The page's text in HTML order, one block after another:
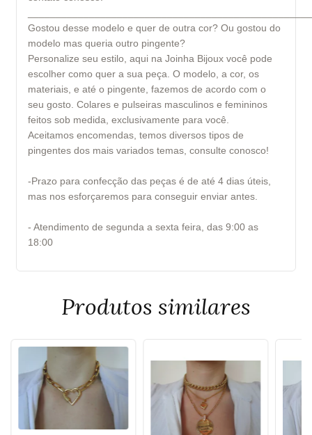
Gostou desse modelo e quer de outra cor? Ou gostou do
modelo mas queria outro pingente?
Personalize seu estilo, aqui na Joinha Bijoux você pode
escolher como quer a sua peça. O modelo, a cor, os
materiais, e até o pingente, fazemos de acordo com o
seu gosto. Colares e pulseiras masculinos e femininos
feitos sob medida, exclusivamente para você.
Aceitamos encomendas, temos diversos tipos de
pingentes dos mais variados temas, consulte conosco!
-Prazo para confecção das peças é de até 4 dias úteis,
mas nos esforçaremos para conseguir enviar antes.
- Atendimento de segunda a sexta feira, das 9:00 as
18:00
Produtos similares